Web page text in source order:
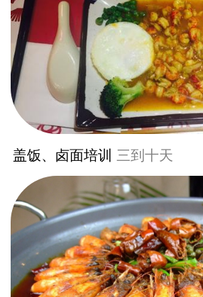
盖饭、卤面培训 三到十天